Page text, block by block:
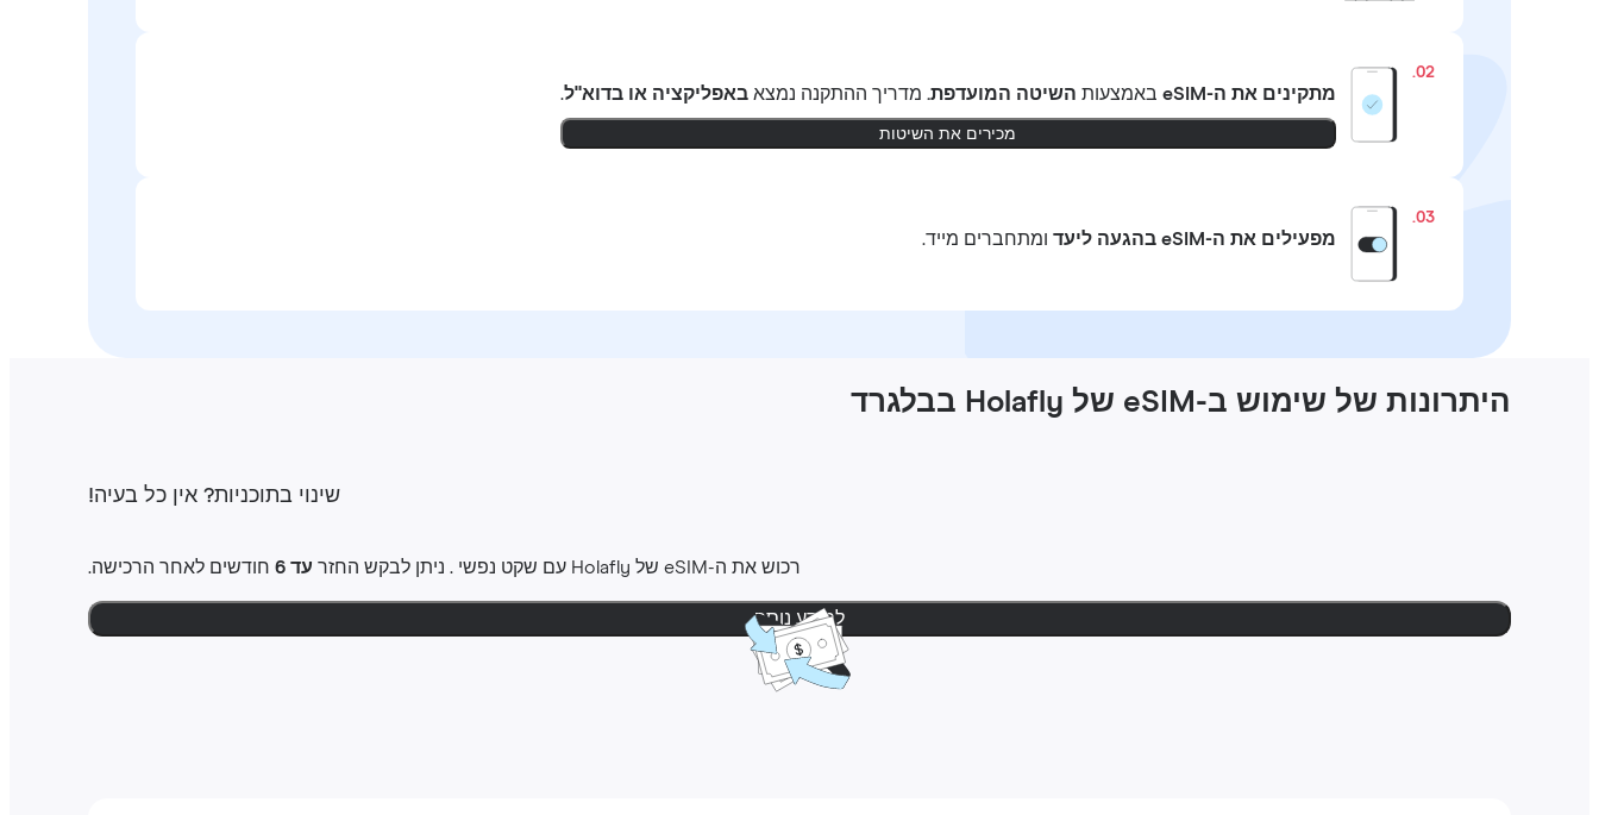
02.
מתקינים את ה-eSIM באמצעות השיטה המועדפת. מדריך ההתקנה נמצאבאפליקציה או בדוא"ל.
מכירים את השיטות
03.
מפעילים את ה-eSIM בהגעה ליעד ומתחברים מייד.
היתרונות של שימוש ב-eSIM של Holafly בבלגרד
שינוי בתוכניות‎? אין כל בעיה‎!
רכוש את ה-‎eSIM שלHolafly ‎ עם שקט נפשי ‎. ניתן לבקש החזר עד 6 חודשים לאחר הרכישה.
למידע נוסף